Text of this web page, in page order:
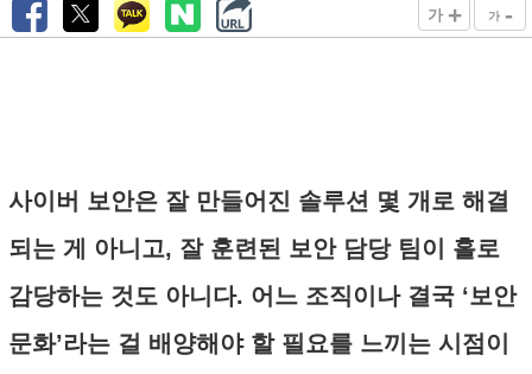
가 + 가 -
사이버 보안은 잘 만들어진 솔루션 몇 개로 해결
되는 게 아니고, 잘 훈련된 보안 담당 팀이 홀로
감당하는 것도 아니다. 어느 조직이나 결국 ‘보안
문화’라는 걸 배양해야 할 필요를 느끼는 시점이